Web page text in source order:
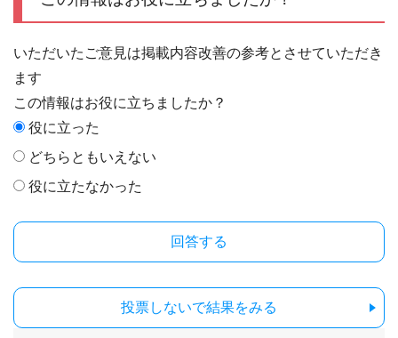
いただいたご意見は掲載内容改善の参考とさせていただき
ます
この情報はお役に立ちましたか？
役に立った
どちらともいえない
役に立たなかった
投票しないで結果をみる